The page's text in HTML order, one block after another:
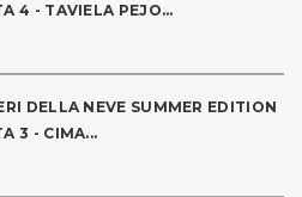
4 - TAVIELA PEJO...
DELLA NEVE SUMMER EDITION
3 - CIMA...